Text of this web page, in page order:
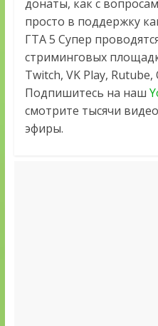
донаты, как с
просто в поддержку
ГТА 5 Супер
стриминговых
Twitch, VK Play, Rutube,
Подпишитесь на наш
смотрите тысячи
эфиры.